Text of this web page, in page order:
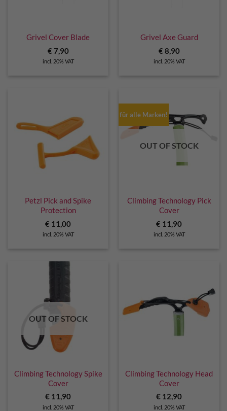
Grivel Cover Blade
€7,90
incl. 20% VAT
Grivel Axe Guard
€8,90
incl. 20% VAT
Petzl Pick and Spike
Protection
€ 11,00
incl. 20% VAT
für alle Marken!
OUT OF STOCK
Climbing Technology Pick
Cover
€ 11,90
incl. 20% VAT
OUT OF STOCK
Climbing Technology Spike
Cover
€ 11,90
incl. 20% VAT
Climbing Technology Head
Cover
€ 12,90
incl. 20% VAT